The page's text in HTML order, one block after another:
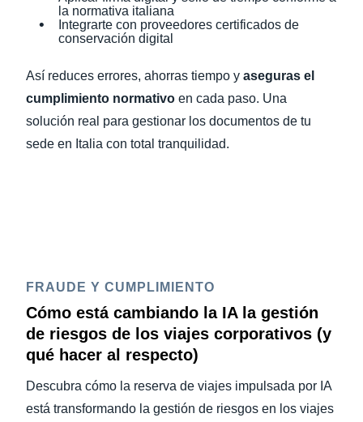
la normativa italiana
Integrarte con proveedores certificados de
conservación digital
Así reduces errores, ahorras tiempo y aseguras el
cumplimiento normativo en cada paso. Una
solución real para gestionar los documentos de tu
sede en Italia con total tranquilidad.
FRAUDE Y CUMPLIMIENTO
Cómo está cambiando la IA la gestión
de riesgos de los viajes corporativos (y
qué hacer al respecto)
Descubra cómo la reserva de viajes impulsada por IA
está transformando la gestión de riesgos en los viajes